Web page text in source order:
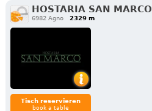
HOSTARIA SAN MARCO
6982 Agno 2329 m
Tisch reservieren
book a table